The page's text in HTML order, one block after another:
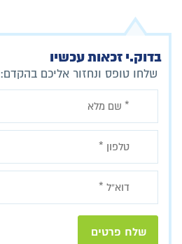
בדוק.י זכאות עכשיו
שלחו טופס ונחזור אליכם בהקדם: